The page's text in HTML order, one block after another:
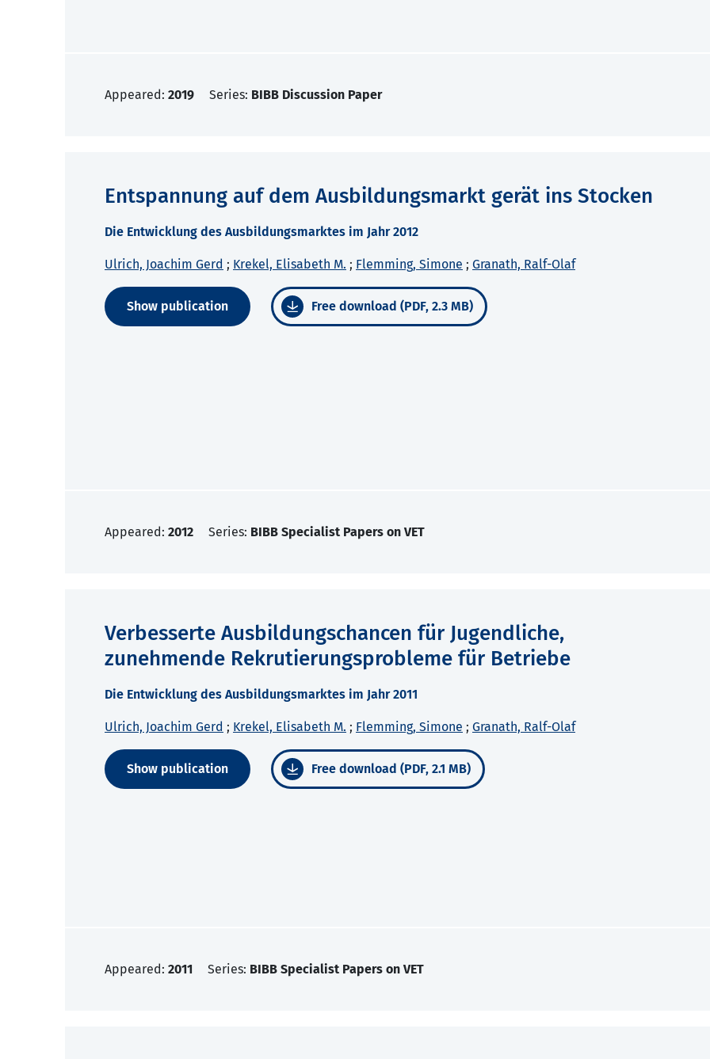
Appeared: 2019 Series: BIBB Discussion Paper
Entspannung auf dem Ausbildungsmarkt gerät ins Stocken
Die Entwicklung des Ausbildungsmarktes im Jahr 2012
Ulrich, Joachim Gerd ; Krekel, Elisabeth M. ; Flemming, Simone ; Granath, Ralf-Olaf
Show publication Free download (PDF, 2.3 MB)
Appeared: 2012 Series: BIBB Specialist Papers on VET
Verbesserte Ausbildungschancen für Jugendliche,
zunehmende Rekrutierungsprobleme für Betriebe
Die Entwicklung des Ausbildungsmarktes im Jahr 2011
Ulrich, Joachim Gerd ; Krekel, Elisabeth M. ; Flemming, Simone ; Granath, Ralf-Olaf
Show publication Free download (PDF, 2.1 MB)
Appeared: 2011 Series: BIBB Specialist Papers on VET